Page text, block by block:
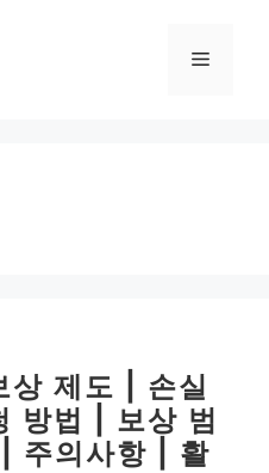
메
상 제도 | 손실
방법 | 보상 범
주의사항 | 활